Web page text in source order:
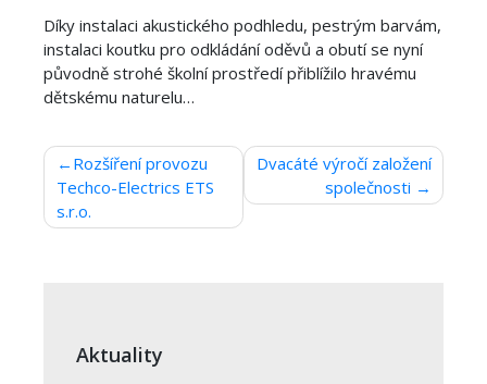
Aktuality
Díky instalaci akustického podhledu, pestrým barvám,
instalaci koutku pro odkládání oděvů a obutí se nyní
původně strohé školní prostředí přiblížilo hravému
dětskému naturelu…
Navigace
pro
příspěvek
Rozšíření provozu
Techco-Electrics ETS
s.r.o.
Dvacáté výročí založení
společnosti